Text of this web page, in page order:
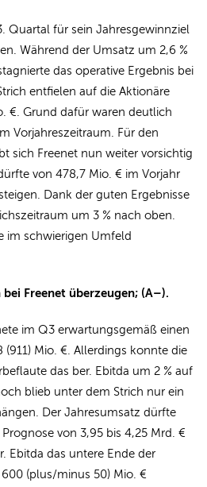
Quartal für sein Jahresgewinnziel
Während der Umsatz um 2,6 %
das operative Ergebnis bei
entfielen auf die Aktionäre
€. Grund dafür waren deutlich
Vorjahreszeitraum. Für den
sich Freenet nun weiter vorsichtig
von 478,7 Mio. € im Vorjahr
Dank der guten Ergebnisse
um 3 % nach oben.
im schwierigen Umfeld
Freenet überzeugen; (A–).
im Q3 erwartungsgemäß einen
Mio. €. Allerdings konnte die
das ber. Ebitda um 2 % auf
blieb unter dem Strich nur ein
Der Jahresumsatz dürfte
von 3,95 bis 4,25 Mrd. €
Ebitda das untere Ende der
(plus/minus 50) Mio. €